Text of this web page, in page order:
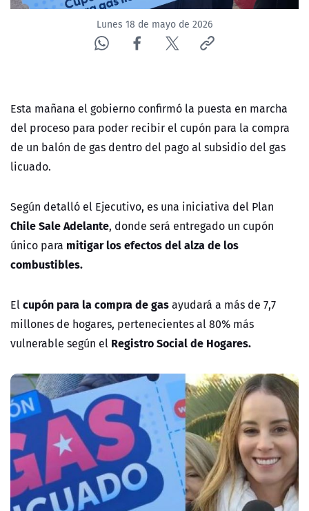
CANAL DE DENUNCIAS
ÁREA DE PROYECTOS
Lunes 18 de mayo de 2026
Esta mañana el gobierno confirmó la puesta en marcha
del proceso para poder recibir el cupón para la compra
de un balón de gas dentro del pago al subsidio del gas
licuado.
Según detalló el Ejecutivo, es una iniciativa del Plan
Chile Sale Adelante, donde será entregado un cupón
único para mitigar los efectos del alza de los
combustibles.
Elcupón para la compra de gasayudará a más de 7,7
millones de hogares, pertenecientes al 80% más
vulnerable según el Registro Social de Hogares.